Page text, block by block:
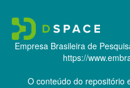
Empresa Brasileira de
https://
O conteúdo do repositório